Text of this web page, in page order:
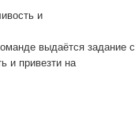
и
выдаётся задание с
и привезти на